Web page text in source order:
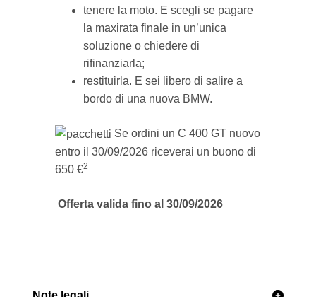
tenere la moto. E scegli se pagare
la maxirata finale in un’unica
soluzione o chiedere di
rifinanziarla;
restituirla. E sei libero di salire a
bordo di una nuova BMW.
Se ordini un C 400 GT nuovo
entro il 30/09/2026 riceverai un buono di
650 €2
Offerta valida fino al 30/09/2026